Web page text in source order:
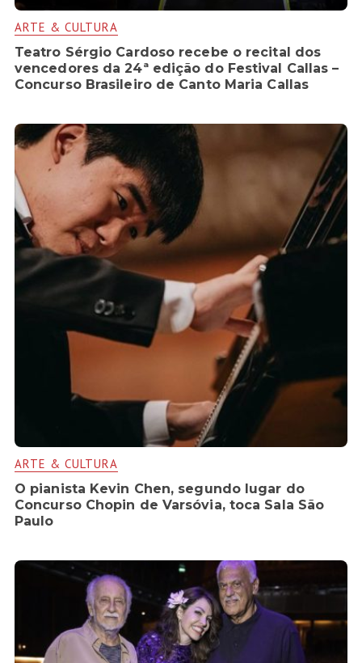
ARTE & CULTURA
Teatro Sérgio Cardoso recebe o recital dos
vencedores da 24ª edição do Festival Callas –
Concurso Brasileiro de Canto Maria Callas
ARTE & CULTURA
O pianista Kevin Chen, segundo lugar do
Concurso Chopin de Varsóvia, toca Sala São
Paulo